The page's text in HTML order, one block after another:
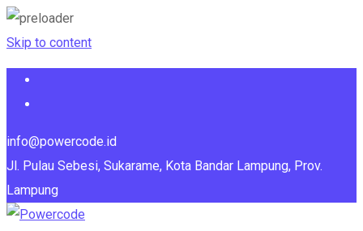
Skip to content
info@powercode.id
Jl. Pulau Sebesi, Sukarame, Kota Bandar Lampung, Prov.
Lampung